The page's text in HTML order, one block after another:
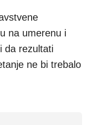
na umerenu i
da rezultati
ne bi trebalo